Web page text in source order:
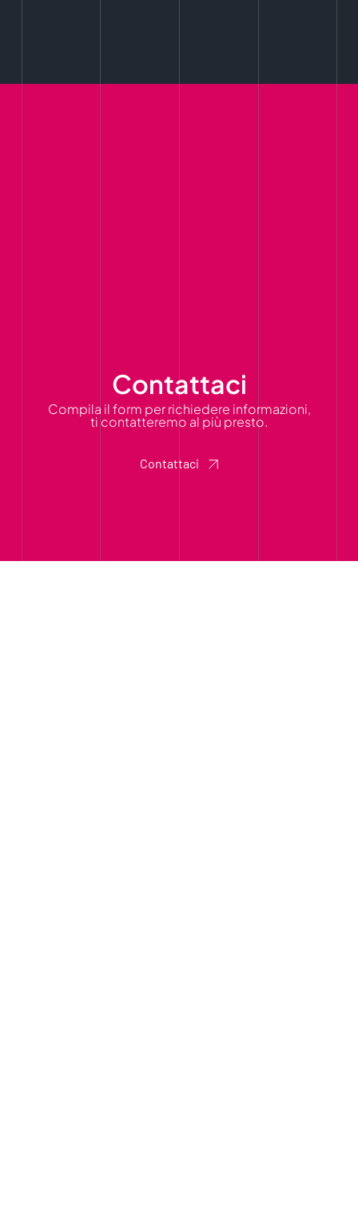
Contattaci
Compila il form per richiedere informazioni,
ti contatteremo al più presto.
Contattaci